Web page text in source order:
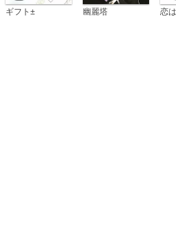
ギフト± 幽麗塔